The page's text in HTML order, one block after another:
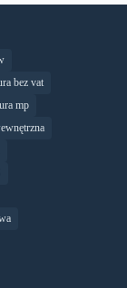
bez vat
mp